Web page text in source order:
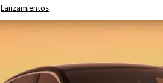
Lanzamientos